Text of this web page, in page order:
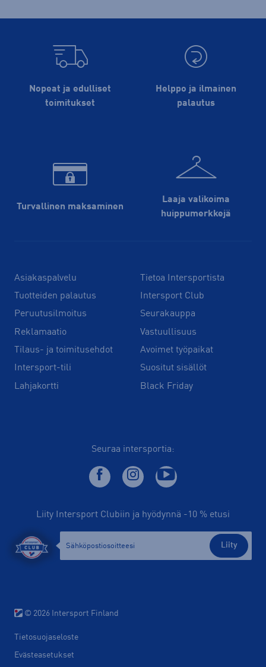
Nopeat ja edulliset
toimitukset
Helppo ja ilmainen
palautus
Turvallinen maksaminen
Laaja valikoima
huippu­merkkejä
Asiakaspalvelu
Tuotteiden palautus
Peruutusilmoitus
Reklamaatio
Tilaus- ja toimitusehdot
Intersport-tili
Lahjakortti
Tietoa Intersportista
Intersport Club
Seurakauppa
Vastuullisuus
Avoimet työpaikat
Suositut sisällöt
Black Friday
Seuraa intersportia:
Liity Intersport Clubiin ja hyödynnä -10 % etusi
Liity
© 2026 Intersport Finland
Tietosuojaseloste
Evästeasetukset